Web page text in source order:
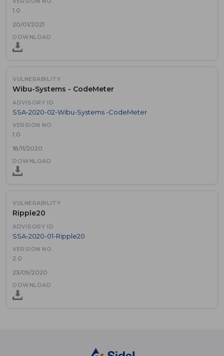
1.0
20/01/2021
Wibu-Systems - CodeMeter
SSA-2020-02-Wibu-Systems -CodeMeter
1.0
18/11/2020
Ripple20
SSA-2020-01-Ripple20
2.0
23/09/2020